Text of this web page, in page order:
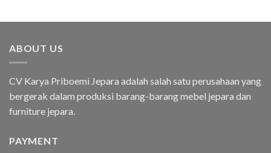
ABOUT US
CV Karya Priboemi Jepara adalah salah satu perusahaan yang
bergerak dalam produksi barang-barang mebel jepara dan
furniture jepara.
PAYMENT